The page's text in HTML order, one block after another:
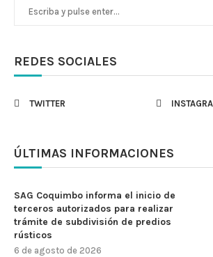
REDES SOCIALES
TWITTER
ÚLTIMAS INFORMACIONES
SAG Coquimbo informa el inicio de
terceros autorizados para realizar
trámite de subdivisión de predios
rústicos
6 de agosto de 2026